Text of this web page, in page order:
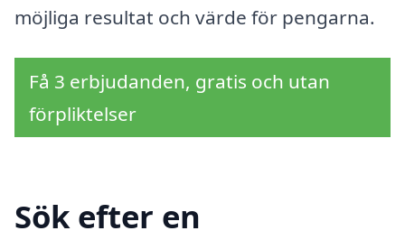
möjliga resultat och värde för pengarna.
Få 3 erbjudanden, gratis och utan
förpliktelser
Sök efter en